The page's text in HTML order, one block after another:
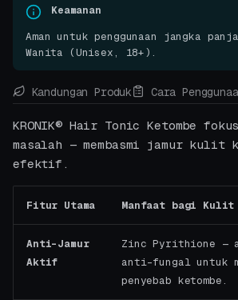
Keamanan
Aman untuk penggunaan jangka
Wanita (Unisex, 18+).
Kandungan Produk Cara
KRONIK® Hair Tonic Ketombe
masalah — membasmi jamur kulit
efektif.
Fitur Utama Manfaat bagi Kulit
Anti-Jamur
Aktif
Zinc Pyrithione —
anti-fungal untuk
penyebab ketombe.